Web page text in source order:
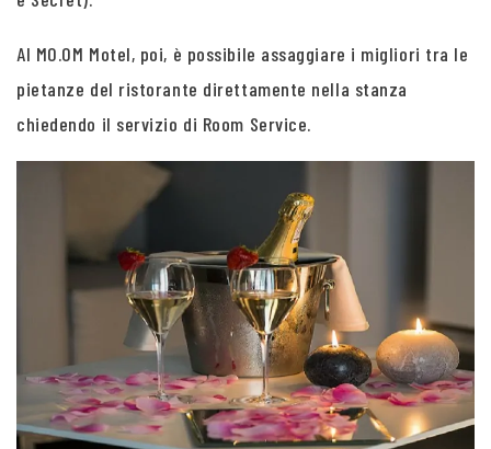
Al MO.OM Motel, poi, è possibile assaggiare i migliori tra le
pietanze del ristorante direttamente nella stanza
chiedendo il servizio di Room Service.